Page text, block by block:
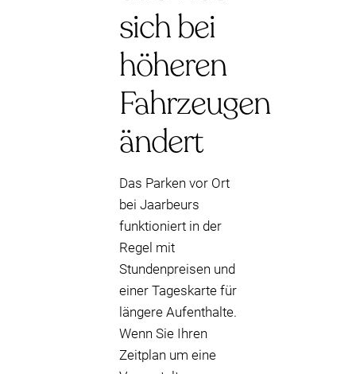
sich bei
höheren
Fahrzeugen
ändert
Das Parken vor Ort
bei Jaarbeurs
funktioniert in der
Regel mit
Stundenpreisen und
einer Tageskarte für
längere Aufenthalte.
Wenn Sie Ihren
Zeitplan um eine